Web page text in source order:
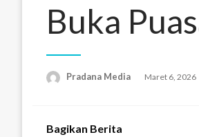
Buka
Pradana Media Maret 6, 2026
Bagikan Berita